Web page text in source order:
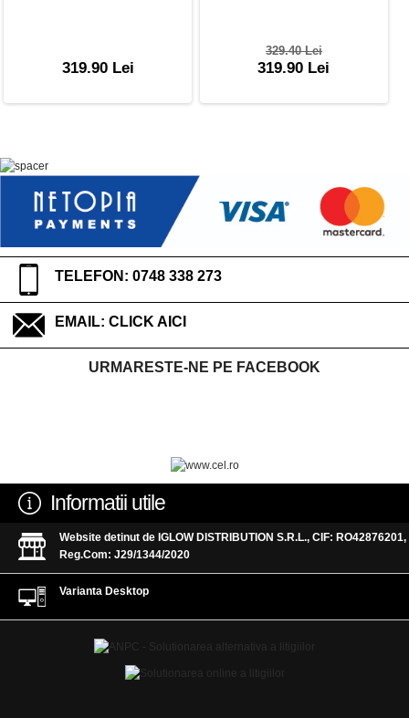
319.90 Lei
329.40 Lei
319.90 Lei
TELEFON: 0748 338 273
EMAIL: CLICK AICI
URMARESTE-NE PE FACEBOOK
Informatii utile
Website detinut de IGLOW DISTRIBUTION S.R.L., CIF: RO42876201,
Reg.Com: J29/1344/2020
Varianta Desktop